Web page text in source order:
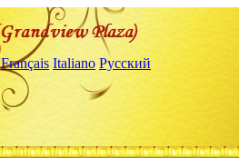
Français Italiano Русский